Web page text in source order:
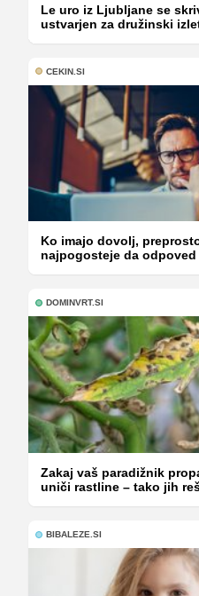
Le uro iz Ljubljane se
ustvarjen za družinski
CEKIN.SI
Ko imajo dovolj,
najpogosteje da odpoved
DOMINVRT.SI
Zakaj vaš paradižnik
uniči rastline – tako jih
BIBALEZE.SI